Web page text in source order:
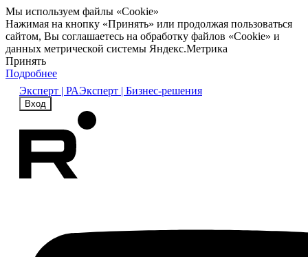
Мы используем файлы «Cookie»
Нажимая на кнопку «Принять» или продолжая пользоваться
сайтом, Вы соглашаетесь на обработку файлов «Cookie» и
данных метрической системы Яндекс.Метрика
Принять
Подробнее
Эксперт | РАЭксперт | Бизнес-решения
Вход